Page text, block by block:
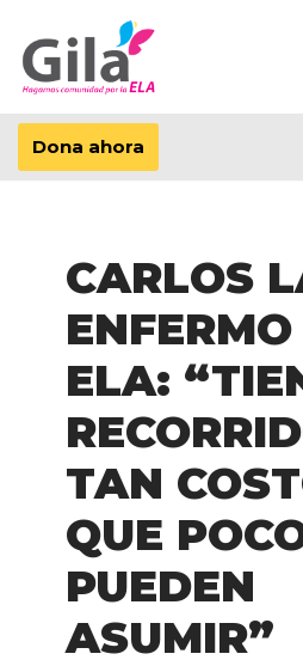
Saltar
al
contenido
Dona ahora
CARLOS
ELA:
TAN
QUE
PUEDEN
ASUMIR”